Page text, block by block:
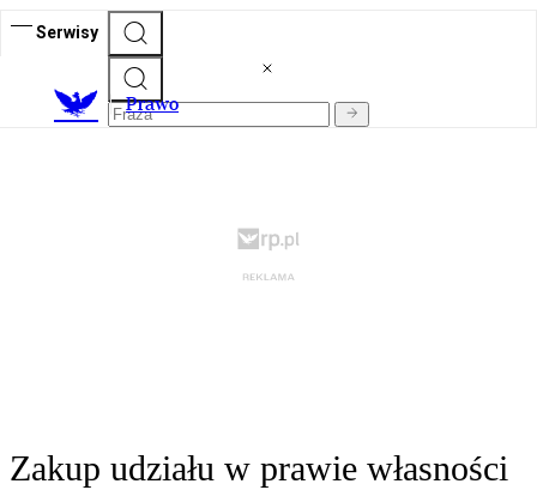
Serwisy
Prawo
Zakup udziału w prawie własności